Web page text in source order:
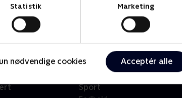
Statistik Marketing
nødvendige cookies Acceptér alle
Ninth Jedi LEGO filmen 2
2019 • Film • 1 t. 47 min
Sport